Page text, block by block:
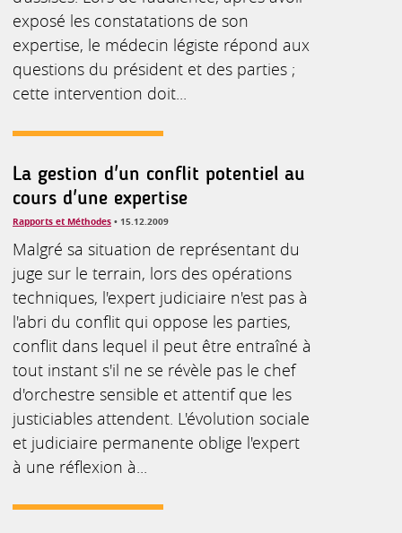
exposé les constatations de son
expertise, le médecin légiste répond aux
questions du président et des parties ;
cette intervention doit...
La gestion d'un conflit potentiel au
cours d'une expertise
Rapports et Méthodes • 15.12.2009
Malgré sa situation de représentant du
juge sur le terrain, lors des opérations
techniques, l'expert judiciaire n'est pas à
l'abri du conflit qui oppose les parties,
conflit dans lequel il peut être entraîné à
tout instant s'il ne se révèle pas le chef
d'orchestre sensible et attentif que les
justiciables attendent. L'évolution sociale
et judiciaire permanente oblige l'expert
à une réflexion à...